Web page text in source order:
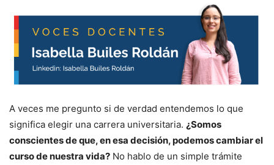
A veces me pregunto si de verdad entendemos lo que
significa elegir una carrera universitaria. ¿Somos
conscientes de que, en esa decisión, podemos cambiar el
curso de nuestra vida? No hablo de un simple trámite